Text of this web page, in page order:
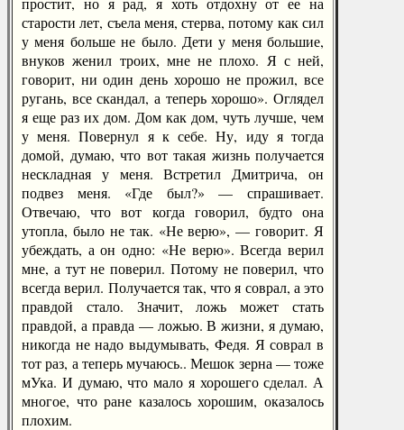
старости лет, съела меня, стерва, потому как сил
у меня больше не было. Дети у меня большие,
внуков женил троих, мне не плохо. Я с ней,
говорит, ни один день хорошо не прожил, все
ругань, все скандал, а теперь хорошо». Оглядел
я еще раз их дом. Дом как дом, чуть лучше, чем
у меня. Повернул я к себе. Ну, иду я тогда
домой, думаю, что вот такая жизнь получается
нескладная у меня. Встретил Дмитрича, он
подвез меня. «Где был?» — спрашивает.
Отвечаю, что вот когда говорил, будто она
утопла, было не так. «Не верю», — говорит. Я
убеждать, а он одно: «Не верю». Всегда верил
мне, а тут не поверил. Потому не поверил, что
всегда верил. Получается так, что я соврал, а это
правдой стало. Значит, ложь может стать
правдой, а правда — ложью. В жизни, я думаю,
никогда не надо выдумывать, Федя. Я соврал в
тот раз, а теперь мучаюсь.. Мешок зерна — тоже
мУка. И думаю, что мало я хорошего сделал. А
многое, что ране казалось хорошим, оказалось
плохим.